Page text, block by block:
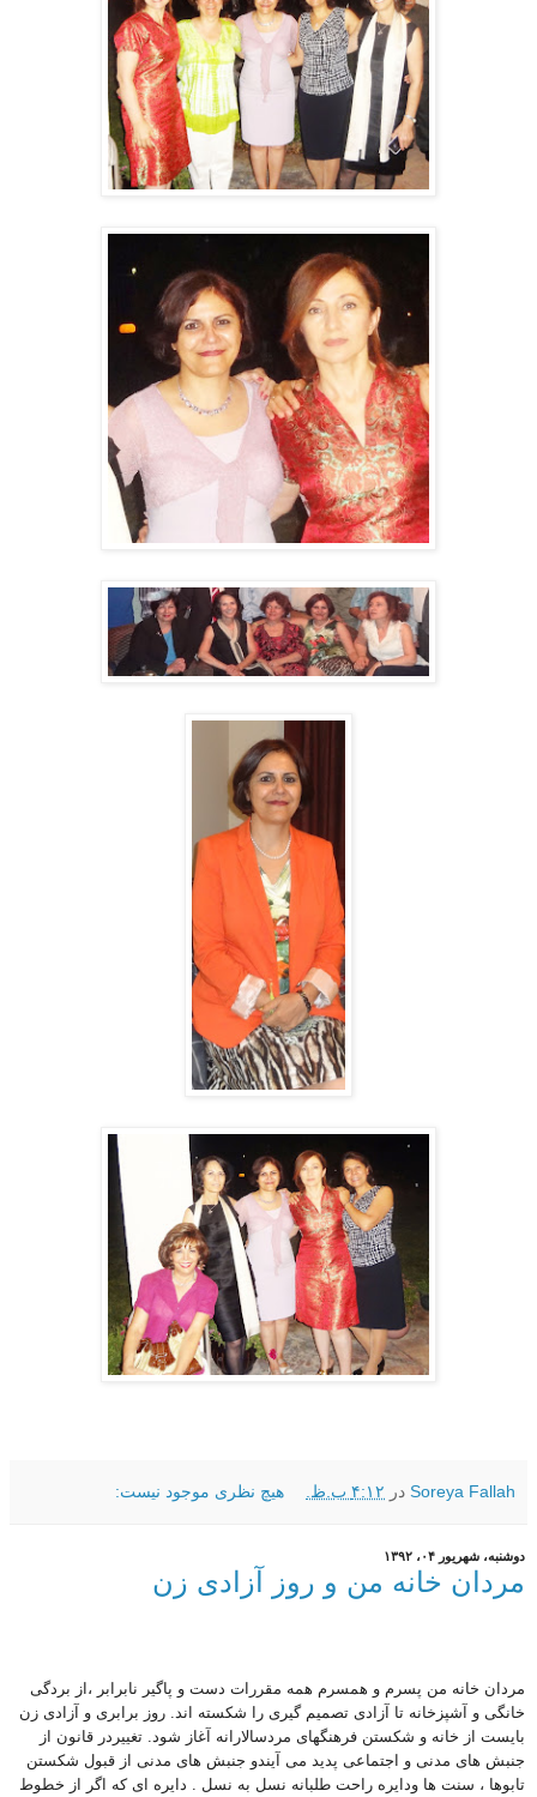
Soreya Fallah در ۴:۱۲ ب.ظ. هیچ نظری موجود نیست:
دوشنبه، شهریور ۰۴، ۱۳۹۲
مردان خانه من و روز آزادی زن
مردان خانه من پسرم و همسرم همه مقررات دست و پاگیر نابرابر ،از بردگی
خانگی و آشپزخانه تا آزادی تصمیم گیری را شکسته اند. روز برابری و آزادی زن
بایست از خانه و شکستن فرهنگهای مردسالارانه آغاز شود. تغییردر قانون از
جنبش های مدنی و اجتماعی پدید می آیندو جنبش های مدنی از قبول شکستن
تابوها ، سنت ها ودایره راحت طلبانه نسل به نسل . دایره ای که اگر از خطوط